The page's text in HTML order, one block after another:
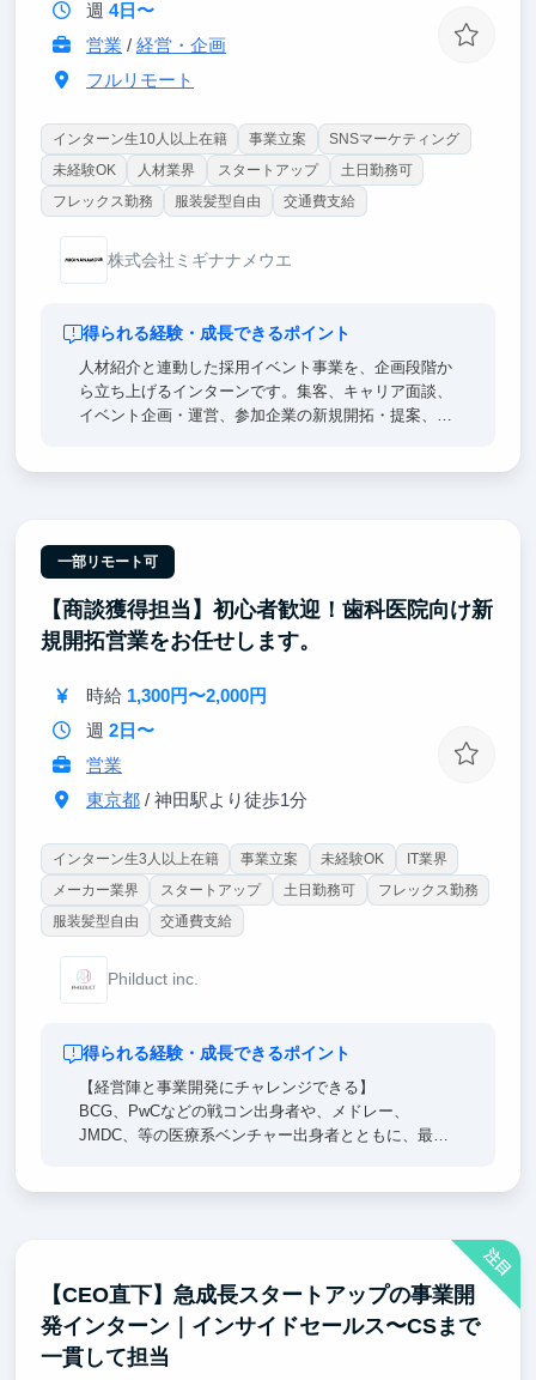
週 4日〜
営業 / 経営・企画
フルリモート
インターン生10人以上在籍 事業立案
SNSマーケティング
未経験OK
人材業界 スタートアップ
土日勤務可
フレックス勤務
服装髪型自由 交通費支給
株式会社ミギナナメウエ
得られる経験・成長できるポイント
人材紹介と連動した採用イベント事業を、企画段階か
ら立ち上げるインターンです。集客、キャリア面談、
イベント企画・運営、参加企業の新規開拓・提案、数
め、将来起業したい方や、事業開発・コンサル・人材
業界を志望する方に最適です。成果次第では、学生チ
ームのマネジメントやイベント事業全体の責任者もお
任せします。
一部リモート可
【商談獲得担当】初心者歓迎！歯科医院向け新
規開拓営業をお任せします。
時給 1,300円〜2,000円
週 2日〜
営業
東京都/ 神田駅より徒歩1分
インターン生3人以上在籍 事業立案 未経験OK
IT業界
メーカー業界
スタートアップ 土日勤務可
フレックス勤務
服装髪型自由
交通費支給
Philduct inc.
得られる経験・成長できるポイント
【経営陣と事業開発にチャレンジできる】
BCG、PwCなどの戦コン出身者や、メドレー、
JMDC、等の医療系ベンチャー出身者とともに、最先
注目
【CEO直下】急成長スタートアップの事業開
発インターン｜インサイドセールス〜CSまで
一貫して担当